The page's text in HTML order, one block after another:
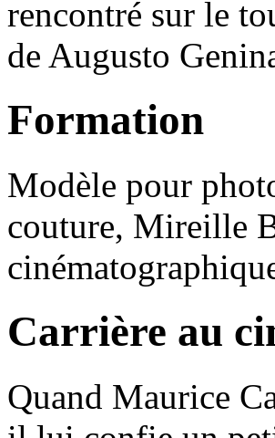
rencontré sur le
de Augusto
Formation
Modèle pour
couture, Mireille
Carrière au
Quand Maurice